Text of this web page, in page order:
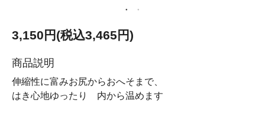
3,150円(税込3,465円)
商品説明
伸縮性に富みお尻からおへそまで、
はき心地ゆったり 内から温めます